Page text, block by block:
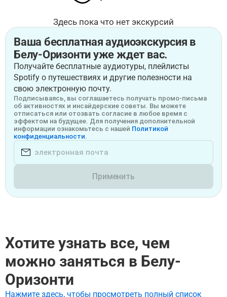
Здесь пока что нет экскурсий
Ваша бесплатная аудиоэкскурсия в
Белу-Оризонти уже ждет вас.
Получайте бесплатные аудиотуры, плейлисты
Spotify о путешествиях и другие полезности на
свою электронную почту.
Подписываясь, вы соглашаетесь получать промо-письма
об активностях и инсайдерские советы. Вы можете
отписаться или отозвать согласие в любое время с
эффектом на будущее. Для получения дополнительной
информации ознакомьтесь с нашей Политикой
конфиденциальности.
Применить
Хотите узнать все, чем
можно заняться в Белу-
Оризонти
Нажмите здесь, чтобы просмотреть полный список